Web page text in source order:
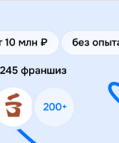
Заключение договоров
(франчайзинга)
их представителями.
или
несет
и действия лиц,
основании